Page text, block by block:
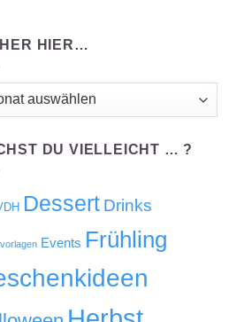
HIER…
DU VIELLEICHT … ?
Dessert Drinks
Events Frühling